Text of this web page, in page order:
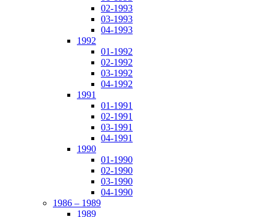
02-1993
03-1993
04-1993
1992
01-1992
02-1992
03-1992
04-1992
1991
01-1991
02-1991
03-1991
04-1991
1990
01-1990
02-1990
03-1990
04-1990
1986 – 1989
1989